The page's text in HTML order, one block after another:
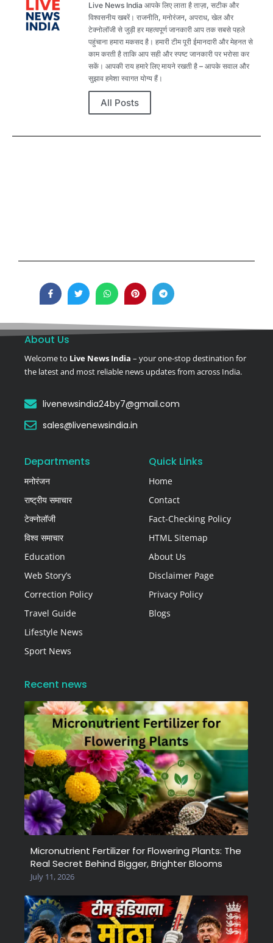
Live News India आपके लिए लाता है ताज़ा, सटीक और
विश्वसनीय खबरें। राजनीति, मनोरंजन, अपराध, खेल और
टेक्नोलॉजी से जुड़ी हर महत्वपूर्ण जानकारी आप तक सबसे पहले
पहुंचाना हमारा मकसद है। हमारी टीम पूरी ईमानदारी और मेहनत से
काम करती है ताकि आप सही और स्पष्ट जानकारी पर भरोसा कर
सकें। आपकी राय हमारे लिए मायने रखती है – आपके सवाल और
सुझाव हमेशा स्वागत योग्य हैं।
All Posts
About Us
Welcome to Live News India – your one-stop destination for
the latest and most reliable news updates from across India.
livenewsindia24by7@gmail.com
sales@livenewsindia.in
Departments
मनोरंजन
राष्ट्रीय समाचार
टेक्नोलॉजी
विश्व समाचार
Education
Web Story’s
Correction Policy
Travel Guide
Lifestyle News
Sport News
Quick Links
Home
Contact
Fact-Checking Policy
HTML Sitemap
About Us
Disclaimer Page
Privacy Policy
Blogs
Recent news
Micronutrient Fertilizer for Flowering Plants: The
Real Secret Behind Bigger, Brighter Blooms
July 11, 2026